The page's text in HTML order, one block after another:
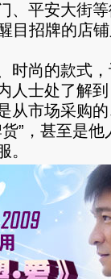
、平安大街
目招牌的店
尚的款式，
人士处了解
从市场采购
货”，甚至是
。